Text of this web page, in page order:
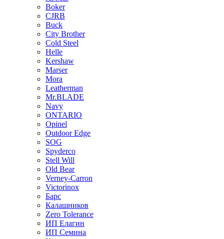
Boker
CJRB
Buck
City Brother
Cold Steel
Helle
Kershaw
Marser
Mora
Leatherman
Mr.BLADE
Navy
ONTARIO
Opinel
Outdoor Edge
SOG
Spyderco
Stell Will
Old Bear
Verney-Carron
Victorinox
Барс
Калашников
Zero Tolerance
ИП Елагин
ИП Семина